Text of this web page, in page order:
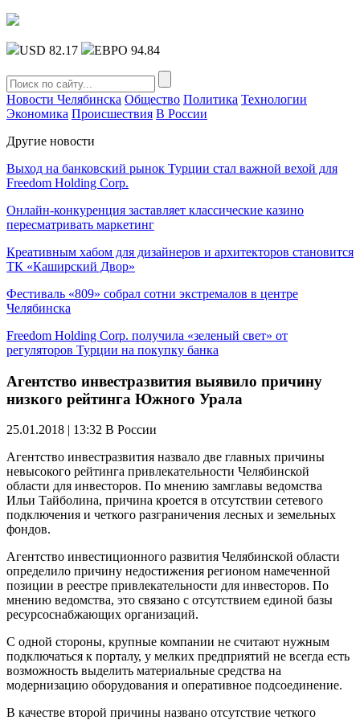
USD 82.17 ЕВРО 94.84
Новости Челябинска Общество Политика Технологии
Экономика Происшествия В России
Другие новости
Выход на банковский рынок Турции стал важной вехой для
Freedom Holding Corp.
Онлайн-конкуренция заставляет классические казино
пересматривать маркетинг
Креативным хабом для дизайнеров и архитекторов становится
ТК «Каширский Двор»
Фестиваль «809» собрал сотни экстремалов в центре
Челябинска
Freedom Holding Corp. получила «зеленый свет» от
регуляторов Турции на покупку банка
Агентство инвестразвития выявило причину
низкого рейтинга Южного Урала
25.01.2018 | 13:32 В России
Агентство инвестразвития назвало две главных причины
невысокого рейтинга привлекательности Челябинской
области для инвесторов. По мнению замглавы ведомства
Ильи Тайболина, причина кроется в отсутствии сетевого
подключения и четкого разграничения лесных и земельных
фондов.
Агентство инвестиционного развития Челябинской области
определило причину недостижения регионом намеченной
позиции в реестре привлекательности для инвесторов. По
мнению ведомства, это связано с отсутствием единой базы
ресурсоснабжающих организаций.
С одной стороны, крупные компании не считают нужным
подключаться к порталу, у мелких предприятий не всегда есть
возможность выделить материальные средства на
модернизацию оборудования и оперативное подсоединение.
В качестве второй причины названо отсутствие четкого